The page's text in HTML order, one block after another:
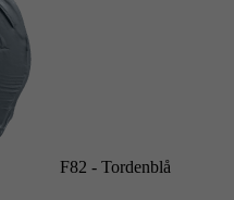
F82 - Tordenblå